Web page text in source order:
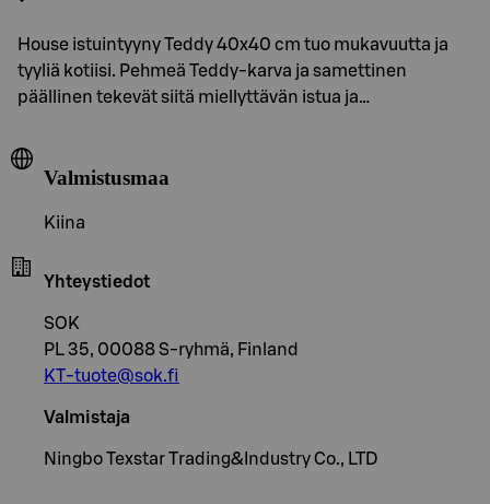
House istuintyyny Teddy 40x40 cm tuo mukavuutta ja
tyyliä kotiisi. Pehmeä Teddy-karva ja samettinen
päällinen tekevät siitä miellyttävän istua ja…
Valmistusmaa
Kiina
Yhteystiedot
SOK
PL 35, 00088 S-ryhmä, Finland
KT-tuote@sok.fi
Valmistaja
Ningbo Texstar Trading&Industry Co., LTD